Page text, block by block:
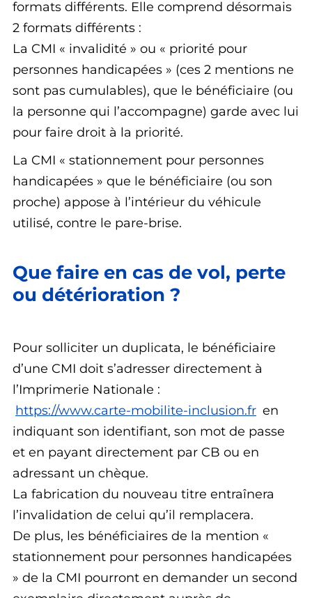
formats différents. Elle comprend désormais
2 formats différents :
La CMI « invalidité » ou « priorité pour
personnes handicapées » (ces 2 mentions ne
sont pas cumulables), que le bénéficiaire (ou
la personne qui l’accompagne) garde avec lui
pour faire droit à la priorité.
La CMI « stationnement pour personnes
handicapées » que le bénéficiaire (ou son
proche) appose à l’intérieur du véhicule
utilisé, contre le pare-brise.
Que faire en cas de vol, perte
ou détérioration ?
Pour solliciter un duplicata, le bénéficiaire
d’une CMI doit s’adresser directement à
l’Imprimerie Nationale :
https://www.carte-mobilite-inclusion.fr en
indiquant son identifiant, son mot de passe
et en payant directement par CB ou en
adressant un chèque.
La fabrication du nouveau titre entraînera
l’invalidation de celui qu’il remplacera.
De plus, les bénéficiaires de la mention «
stationnement pour personnes handicapées
» de la CMI pourront en demander un second